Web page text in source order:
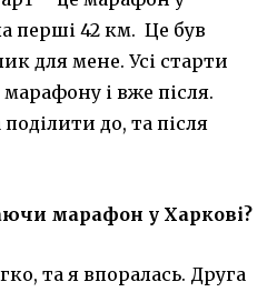
перші 42 км. Це був
для мене. Усі старти
і вже після.
до, та після
марафон у Харкові?
та я впоралась. Друга